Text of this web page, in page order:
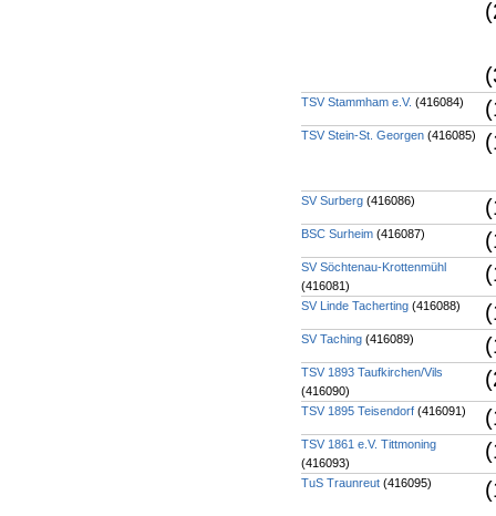
TSV Stammham e.V. (416084)
TSV Stein-St. Georgen (416085)
SV Surberg (416086)
BSC Surheim (416087)
SV Söchtenau-Krottenmühl
(416081)
SV Linde Tacherting (416088)
SV Taching (416089)
TSV 1893 Taufkirchen/Vils
(416090)
TSV 1895 Teisendorf (416091)
TSV 1861 e.V. Tittmoning
(416093)
TuS Traunreut (416095)